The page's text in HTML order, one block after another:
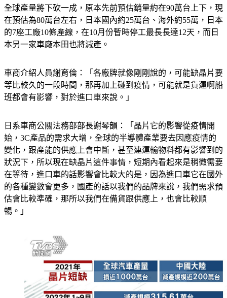
晶片短缺衝擊全球，以日本汽車業龍頭豐田汽車來看，10月份
全球產量將下砍一成，原本先前預估銷量約在90萬台上下，現
在預估為80萬台左右，日本國內約25萬台、海外約55萬，日本
的7座工廠10條產線，在10月份暫時停工最長長達12天，而日
車商介紹人員謝育倫：「各廠牌就像剛剛說的，可能缺晶片要
等比較久的一段時間，那再加上碰到疫情，可能就是貨運啊船
日系車商公關法務部部長謝琴韻：「晶片它的影響從疫情開
始，3C產品的需求大增，全球的半導體產業要去因應疫情的
變化，跟產能的供應上會中斷，甚至連運輸物料都有影響到的
狀況下，所以現在缺晶片這件事情，短期內看起來是稍微需要
在等待，進口車的話影響會比較大的是，因為進口車它在國外
的各種變數會更多，國產的話以我們的品牌來說，我們需求預
估會比較準確，那所以我們在備貨跟供應上，也會比較順